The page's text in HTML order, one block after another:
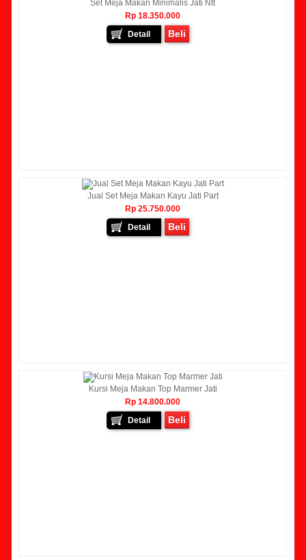
Set Meja Makan Minimalis Jati Ntt
Rp 18.350.000
Detail
Beli
Jual Set Meja Makan Kayu Jati Part
Rp 25.750.000
Detail
Beli
Kursi Meja Makan Top Marmer Jati
Rp 14.800.000
Detail
Beli